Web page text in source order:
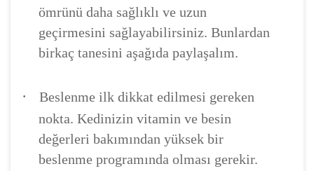
ömrünü daha sağlıklı ve uzun
geçirmesini sağlayabilirsiniz. Bunlardan
birkaç tanesini aşağıda paylaşalım.
·
Beslenme ilk dikkat edilmesi gereken
nokta. Kedinizin vitamin ve besin
değerleri bakımından yüksek bir
beslenme programında olması gerekir.